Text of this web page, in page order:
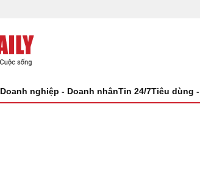
Doanh nghiệp - Doanh nhânTin 24/7Tiêu dùng